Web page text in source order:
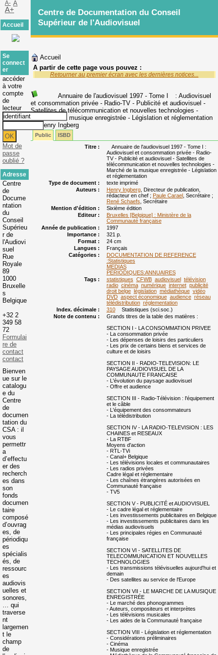
Accueil
A partir de cette page vous pouvez :
Retourner au premier écran avec les dernières notices...
Annuaire de l'audiovisuel 1997 - Tome I
: Audiovisuel
et consommation privée - Radio-TV - Publicité et audiovisuel -
Satellites de télécommunication et nouvelles technologies -
Marché de la musique enregistrée - Législation et réglementation
/ Henry Ingberg
Public
ISBD
Titre :
Annuaire de l'audiovisuel 1997 - Tome I :
Audiovisuel et consommation privée - Radio-
TV - Publicité et audiovisuel - Satellites de
télécommunication et nouvelles technologies -
Marché de la musique enregistrée - Législation
et réglementation
Type de document :
texte imprimé
Auteurs :
Henry Ingberg, Directeur de publication,
rédacteur en chef ; Paule Carael , Secrétaire ;
René Schaefs, Secrétaire
Mention d'édition :
Sixième édition
Editeur :
Bruxelles [Belgique] : Ministère de la
Communauté française
Année de publication :
1997
Importance :
321 p.
Format :
24 cm
Langues :
Français
Catégories :
DOCUMENTATION DE REFERENCE
:Statistiques
MEDIAS
PERIODIQUES:ANNUAIRES
Tags :
statistiques CFWB audiovisuel
télévision
radio cinéma numérique internet publicité
droit belge
législation médiathèque vidéo
DVD aspect économique audience réseau
télédistribution réglementation
Index. décimale :
310
Statistiques (sci.soc.)
Note de contenu :
Grands titres de la table des matières :
SECTION I - LA CONSOMMATION PRIVEE
- La consommation privée
- Les dépenses de loisirs des particuliers
- Les prix de certains biens et services de
culture et de loisirs
SECTION II - RADIO-TELEVISION: LE
PAYSAGE AUDIOVISUEL DE LA
COMMUNAUTE FRANCAISE
- L'évolution du paysage audiovisuel
- Offre et audience
SECTION III - Radio-Télévision : l'équipement
et le câble
- L'équipement des consommateurs
- La télédistribution
SECTION IV - LA RADIO-TELEVISION : LES
CHAINES et RESEAUX
- La RTBF
Moyens d'action
- RTL-TVi
- Canal+ Belgique
- Les télévisions locales et communautaires
- Les radios privées
Cadre légal et réglementaire
- Les chaînes étrangères autorisées en
Communauté française
- TV5
SECTION V - PUBLICITÉ et AUDIOVISUEL
- Le cadre légal et réglementaire
- Les investissements publicitaires en Belgique
- Les investissements publicitaires dans les
médias audiovisuels
- Les principales régies en Communauté
française
SECTION VI - SATELLITES DE
TELECOMMUNICATION ET NOUVELLES
TECHNOLOGIES
- Les transmissions télévisuelles aujourd'hui et
demain
- Des satellites au service de l'Europe
SECTION VII - LE MARCHE DE LA MUSIQUE
ENREGISTRÉE
- Le marché des phonogrammes
- Auteurs, compositeurs et interprètes
- Les télévisions musicales
- Les aides de la Communauté française
SECTION VIII - Législation et réglementation
- Considérations préliminaires
- Cinéma
- Musique enregistrée
Centre de Documentation du Conseil
Supérieur de l'Audiovisuel
A- A
A+
Accueil
Se
connect
er
accéder
à votre
compte
de
lecteur
Mot de
passe
oublié ?
Adresse
Centre
de
Docume
ntation
du
Conseil
Supérieu
r de
l'Audiovi
suel
Rue
Royale
89
1000
Bruxelle
s
Belgique
+32 2
349 58
72
Formulai
re de
contact
contact
Bienven
ue sur le
catalogu
e du
Centre
de
documen
tation du
CSA : il
vous
permettr
a
d’effectu
er des
recherch
es dans
son
fonds
documen
taire
composé
d’ouvrag
es, de
périodiqu
es
spécialis
és, de
ressourc
es
audiovis
uelles et
sonores,
… qui
traverse
nt
largemen
t le
champ
de